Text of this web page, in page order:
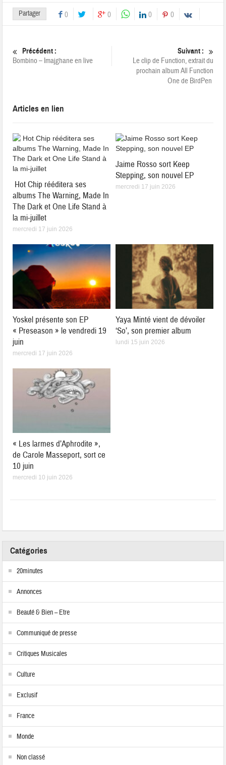
Partager 0 0 0 0
Précédent :
Bombino – Imajghane en live
Suivant :
Le clip de Function, extrait du
prochain album All Function
One de BirdPen
Articles en lien
Hot Chip rééditera ses
albums The Warning, Made In
The Dark et One Life Stand à
la mi-juillet
mercredi 17 juin 2026
Jaime Rosso sort Keep
Stepping, son nouvel EP
mercredi 17 juin 2026
Yoskel présente son EP
« Preseason » le vendredi 19
juin
mercredi 17 juin 2026
Yaya Minté vient de dévoiler
‘So’, son premier album
lundi 15 juin 2026
« Les larmes d’Aphrodite »,
de Carole Masseport, sort ce
10 juin
mercredi 10 juin 2026
Catégories
20minutes
Annonces
Beauté & Bien – Etre
Communiqué de presse
Critiques Musicales
Culture
Exclusif
France
Monde
Non classé